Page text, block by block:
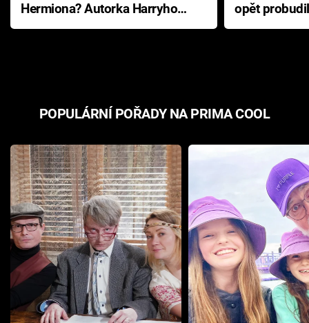
Hermiona? Autorka Harryho
Pottera přišla s ráznou
opět
přichází s
POPULÁRNÍ POŘADY NA PRIMA COOL